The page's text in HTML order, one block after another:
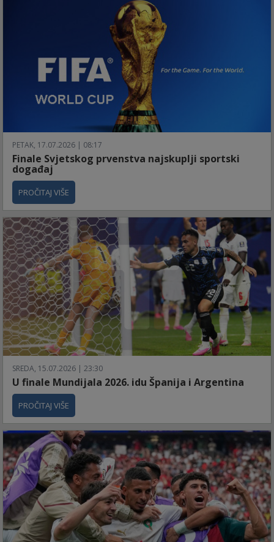
PETAK, 17.07.2026 | 08:17
Finale Svjetskog prvenstva najskuplji sportski
događaj
PROČITAJ VIŠE
SREDA, 15.07.2026 | 23:30
U finale Mundijala 2026. idu Španija i Argentina
PROČITAJ VIŠE